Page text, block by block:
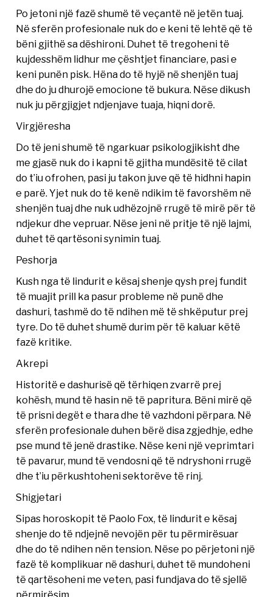
Po jetoni një fazë shumë të veçantë në jetën tuaj.
Në sferën profesionale nuk do e keni të lehtë që të
bëni gjithë sa dëshironi. Duhet të tregoheni të
kujdesshëm lidhur me çështjet financiare, pasi e
keni punën pisk. Hëna do të hyjë në shenjën tuaj
dhe do ju dhurojë emocione të bukura. Nëse dikush
nuk ju përgjigjet ndjenjave tuaja, hiqni dorë.
Virgjëresha
Do të jeni shumë të ngarkuar psikologjikisht dhe
me gjasë nuk do i kapni të gjitha mundësitë të cilat
do t’iu ofrohen, pasi ju takon juve që të hidhni hapin
e parë. Yjet nuk do të kenë ndikim të favorshëm në
shenjën tuaj dhe nuk udhëzojnë rrugë të mirë për të
ndjekur dhe vepruar. Nëse jeni në pritje të një lajmi,
duhet të qartësoni synimin tuaj.
Peshorja
Kush nga të lindurit e kësaj shenje qysh prej fundit
të muajit prill ka pasur probleme në punë dhe
dashuri, tashmë do të ndihen më të shkëputur prej
tyre. Do të duhet shumë durim për të kaluar këtë
fazë kritike.
Akrepi
Historitë e dashurisë që tërhiqen zvarrë prej
kohësh, mund të hasin në të papritura. Bëni mirë që
të prisni degët e thara dhe të vazhdoni përpara. Në
sferën profesionale duhen bërë disa zgjedhje, edhe
pse mund të jenë drastike. Nëse keni një veprimtari
të pavarur, mund të vendosni që të ndryshoni rrugë
dhe t’iu përkushtoheni sektorëve të rinj.
Shigjetari
Sipas horoskopit të Paolo Fox, të lindurit e kësaj
shenje do të ndjejnë nevojën për tu përmirësuar
dhe do të ndihen nën tension. Nëse po përjetoni një
fazë të komplikuar në dashuri, duhet të mundoheni
të qartësoheni me veten, pasi fundjava do të sjellë
përmirësim.